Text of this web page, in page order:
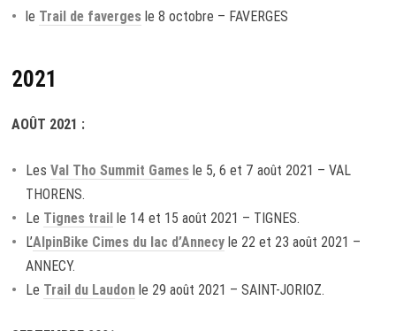
le Trail de faverges le 8 octobre – FAVERGES
2021
AOÛT 2021 :
LesVal Tho Summit Games le 5, 6 et 7 août 2021 – VAL
THORENS.
Le Tignes trail le 14 et 15 août 2021 – TIGNES.
L’AlpinBike Cimes du lac d’Annecy le 22 et 23 août 2021 –
ANNECY.
Le Trail du Laudon le 29 août 2021 – SAINT-JORIOZ.